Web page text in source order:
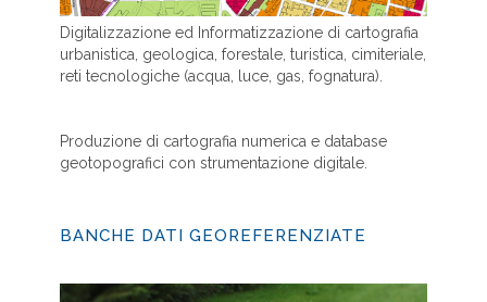
Digitalizzazione ed Informatizzazione di cartografia
urbanistica, geologica, forestale, turistica, cimiteriale,
reti tecnologiche (acqua, luce, gas, fognatura).
Produzione di cartografia numerica e database
geotopografici con strumentazione digitale.
BANCHE DATI GEOREFERENZIATE